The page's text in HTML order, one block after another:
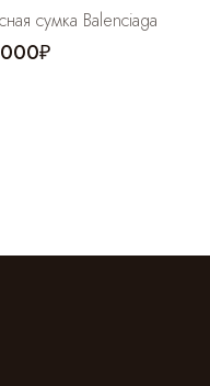
сумка Balenciaga